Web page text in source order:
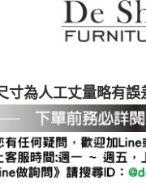
寸為人工丈量略有誤
、新北市地區固定每
義、台南、高雄、屏
物件因為人工丈量，
發生非本司因素致使之
(三)、(日)兩天收送貨
超過7日鑑賞期，商
缺，則維修、搬運費